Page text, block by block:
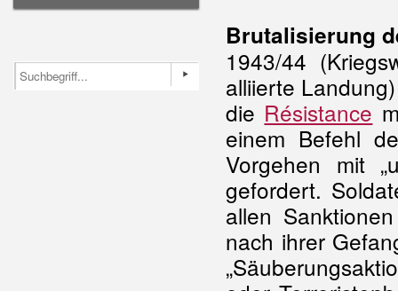
Brutalisierung
1943/44
alliierte Landung
die Résistance
einem Befehl
Vorgehen mit
gefordert.
allen
nach ihrer